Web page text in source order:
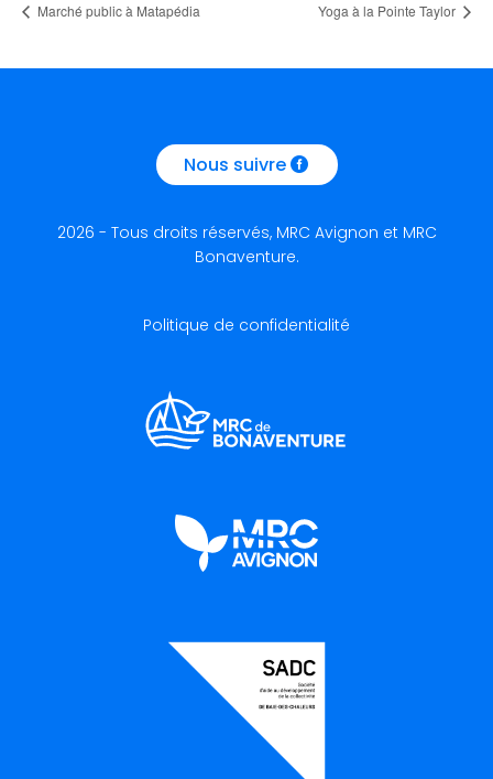
Marché public à Matapédia Yoga à la Pointe Taylor
Nous suivre
2026 - Tous droits réservés, MRC Avignon et MRC
Bonaventure.
Politique de confidentialité